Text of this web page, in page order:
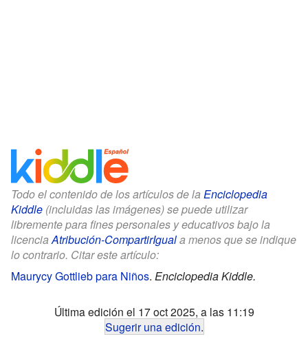
Todo el contenido de los artículos de la Enciclopedia
Kiddle (incluidas las imágenes) se puede utilizar
libremente para fines personales y educativos bajo la
licenciaAtribución-CompartirIguala menos que se indique
lo contrario. Citar este artículo:
Maurycy Gottlieb para Niños. Enciclopedia Kiddle.
Última edición el 17 oct 2025, a las 11:19
Sugerir una edición.